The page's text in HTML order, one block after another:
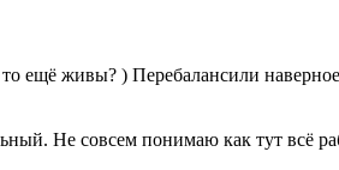
ещё живы? ) Перебалансили
Не совсем понимаю как тут